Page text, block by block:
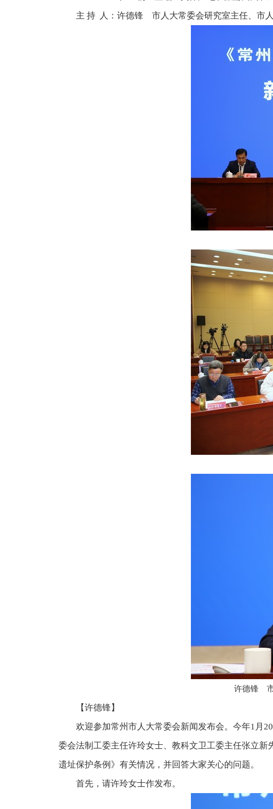
主 持 人：许德锋
市人大常委会研究室主任、市
许德锋 市
【许德锋】
欢迎参加常州市人大常委会新闻发布会。今年1月20
委会法制工委主任许玲女士、教科文卫工委主任张立
遗址保护条例》 有关情况，并回答大家关心的问题。
首先，请许玲女士作发布。